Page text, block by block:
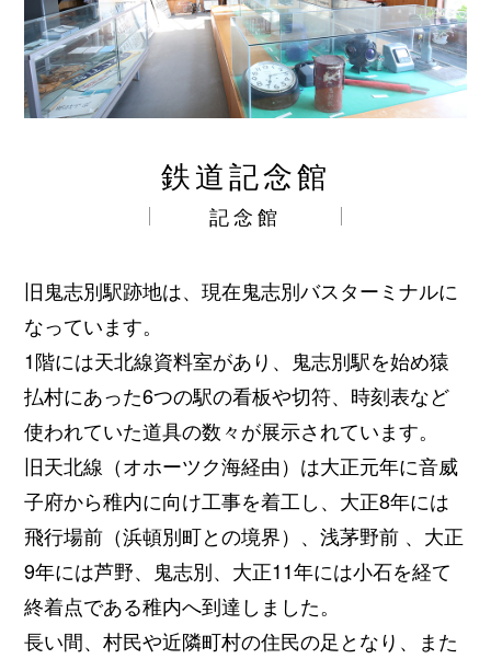
鉄道記念館
記念館
旧鬼志別駅跡地は、現在鬼志別バスターミナルに
なっています。
1階には天北線資料室があり、鬼志別駅を始め猿
払村にあった6つの駅の看板や切符、時刻表など
使われていた道具の数々が展示されています。
旧天北線（オホーツク海経由）は大正元年に音威
子府から稚内に向け工事を着工し、大正8年には
飛行場前（浜頓別町との境界）、浅茅野前 、大正
9年には芦野、鬼志別、大正11年には小石を経て
終着点である稚内へ到達しました。
長い間、村民や近隣町村の住民の足となり、また